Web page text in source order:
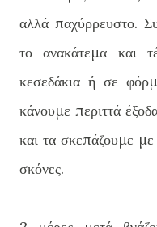
αλλά παχύρρευστο.
το ανακάτεμα και
κεσεδάκια ή σε
κάνουμε περιττά
και τα σκεπάζουμε
σκόνες.